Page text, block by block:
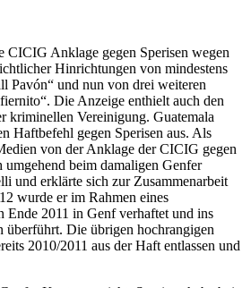
CICIG Anklage gegen Sperisen wegen
Hinrichtungen von mindestens
Pavón“ und nun von drei weiteren
Die Anzeige enthielt auch den
kriminellen Vereinigung. Guatemala
Haftbefehl gegen Sperisen aus. Als
von der Anklage der CICIG gegen
umgehend beim damaligen Genfer
und erklärte sich zur Zusammenarbeit
wurde er im Rahmen eines
Ende 2011 in Genf verhaftet und ins
Die übrigen hochrangigen
2010/2011 aus der Haft entlassen und